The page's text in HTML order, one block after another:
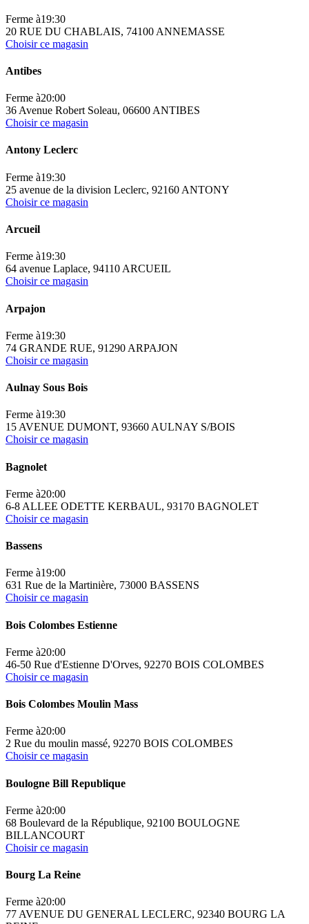
Ferme à19:30
20 RUE DU CHABLAIS, 74100 ANNEMASSE
Choisir ce magasin
Antibes
Ferme à20:00
36 Avenue Robert Soleau, 06600 ANTIBES
Choisir ce magasin
Antony Leclerc
Ferme à19:30
25 avenue de la division Leclerc, 92160 ANTONY
Choisir ce magasin
Arcueil
Ferme à19:30
64 avenue Laplace, 94110 ARCUEIL
Choisir ce magasin
Arpajon
Ferme à19:30
74 GRANDE RUE, 91290 ARPAJON
Choisir ce magasin
Aulnay Sous Bois
Ferme à19:30
15 AVENUE DUMONT, 93660 AULNAY S/BOIS
Choisir ce magasin
Bagnolet
Ferme à20:00
6-8 ALLEE ODETTE KERBAUL, 93170 BAGNOLET
Choisir ce magasin
Bassens
Ferme à19:00
631 Rue de la Martinière, 73000 BASSENS
Choisir ce magasin
Bois Colombes Estienne
Ferme à20:00
46-50 Rue d'Estienne D'Orves, 92270 BOIS COLOMBES
Choisir ce magasin
Bois Colombes Moulin Mass
Ferme à20:00
2 Rue du moulin massé, 92270 BOIS COLOMBES
Choisir ce magasin
Boulogne Bill Republique
Ferme à20:00
68 Boulevard de la République, 92100 BOULOGNE
BILLANCOURT
Choisir ce magasin
Bourg La Reine
Ferme à20:00
77 AVENUE DU GENERAL LECLERC, 92340 BOURG LA